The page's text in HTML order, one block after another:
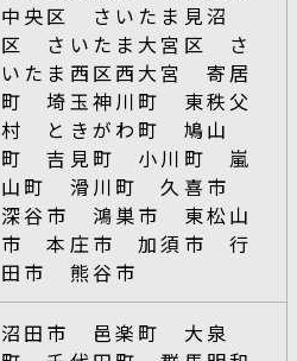
中央区 さいたま見沼
区 さいたま大宮区 さ
いたま西区西大宮 寄居
町 埼玉神川町 東秩父
村 ときがわ町 鳩山
町 吉見町 小川町 嵐
山町 滑川町 久喜市
深谷市 鴻巣市 東松山
市 本庄市 加須市 行
田市 熊谷市
沼田市 邑楽町 大泉